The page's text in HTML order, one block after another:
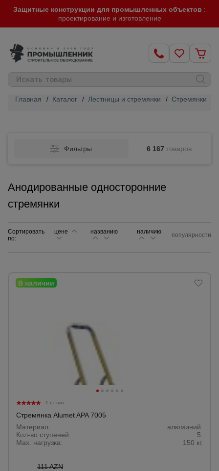
Защитные конструкции для промышленных объектов :
проектирование и изготовление
Главная / Каталог / Лестницы и стремянки / Стремянки
Фильтры 6 167 товаров
Анодированные односторонние
стремянки
Сортировать
по:
цене названию наличию популярности
1 отзыв
Стремянка Alumet APA 7005
Материал:
алюминий.
Кол-во ступеней:
5.
Max. нагрузка:
150 кг.
111 AZN
Грузоподъемное
оборудование
Мусоропровод
строительный